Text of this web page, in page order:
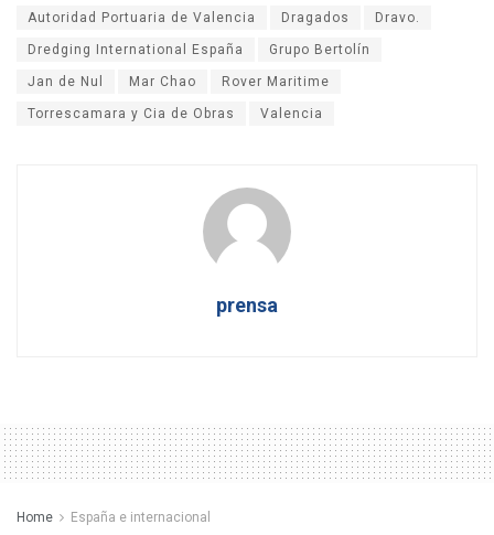
Autoridad Portuaria de Valencia Dragados Dravo.
Dredging International España Grupo Bertolín
Jan de Nul Mar Chao Rover Maritime
Torrescamara y Cia de Obras Valencia
prensa
Home España e internacional